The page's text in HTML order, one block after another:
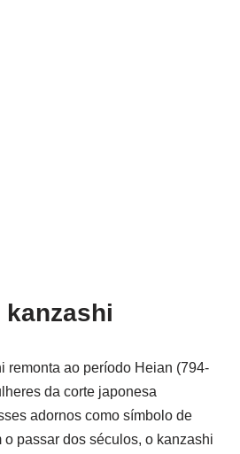
remonta ao período Heian (794-
da corte japonesa
adornos como símbolo de
o passar dos séculos, o kanzashi